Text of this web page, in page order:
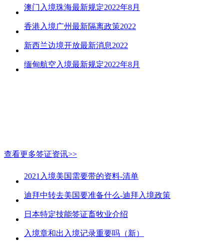
澳门入境珠海最新规定2022年8月
香港入境广州最新隔离政策2022
新西兰边境开放最新消息2022
缅甸航空入境最新规定2022年8月
查看更多签证资讯>>
2021入境美国需要带的资料-清单
迪拜中转去美国要准备什么-迪拜入境政策
日本特定技能签证畜牧业介绍
入境章和出入境记录重要吗（新）